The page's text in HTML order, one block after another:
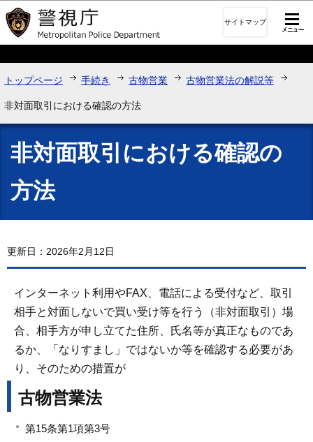
このページの本文へ移動
サイトマップ
トップページ 手続き 古物営業 古物営業法の解説等
非対面取引における確認の方法
非対面取引における確認の
方法
更新日：2026年2月12日
インターネット利用やFAX、電話による受付など、取引
相手と対面しないで買い受け等を行う（非対面取引）場
合、相手方が申し立てた住所、氏名等が真正なものであ
るか、「なりすまし」ではないか等を確認する必要があ
り、そのための措置が
古物営業法
第15条第1項第3号